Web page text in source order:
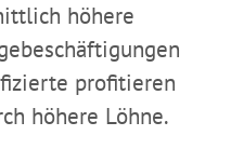
höhere
profitieren
höhere Löhne.